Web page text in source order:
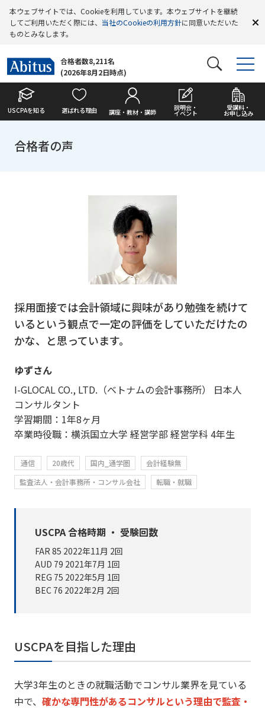
本ウェブサイトでは、Cookieを利用しています。本ウェブサイトを継続
してご利用いただく際には、 当社のCookieの利用方針に同意いただいた
ものとみなします。
合格者数8,211名
(2026年8月2日時点)
USCPAを知る 選ばれる理由 講座・教材・講師
説明会・
イベント
受講料・
お申し込み
合格者の声
採用面接では会計領域に興味があり勉強を続けて
いるという観点で一定の評価をしていただけたの
かな、と思っています。
ゆずさん
I-GLOCAL CO., LTD.（ベトナムの会計事務所） 日本人
コンサルタント
学習期間：1年8ヶ月
卒業時役職：横浜国立大学 経営学部 経営学科 4年生
通信 20歳代 国内_通学圏
会計経験無
監査法人・会計事務所・コンサル会社
転職・就職
USCPA 合格時期 ・ 受験回数
FAR 85 2022年11月 2回
AUD 79 2021年7月 1回
REG 75 2022年5月 1回
BEC 76 2022年2月 2回
USCPAを目指した理由
大学3年生のときの就職活動でコンサル業界を見ている
中で、 確かな専門性があるコンサルという理由で監査・